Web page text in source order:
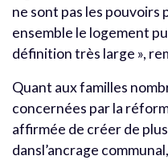
ne sont pas les
ensemble le logement
définition très large »,
Quant aux familles
concernées par la
affirmée de créer de
dansl’ancrage